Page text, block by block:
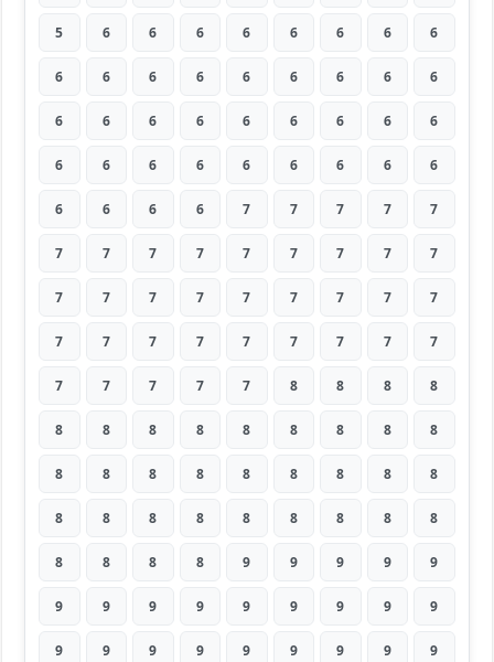
5 6 6 6 6 6 6 6 6
6 6 6 6 6 6 6 6 6
6 6 6 6 6 6 6 6 6
6 6 6 6 6 6 6 6 6
6 6 6 6 7 7 7 7 7
7 7 7 7 7 7 7 7 7
7 7 7 7 7 7 7 7 7
7 7 7 7 7 7 7 7 7
7 7 7 7 7 8 8 8 8
8 8 8 8 8 8 8 8 8
8 8 8 8 8 8 8 8 8
8 8 8 8 8 8 8 8 8
8 8 8 8 9 9 9 9 9
9 9 9 9 9 9 9 9 9
9 9 9 9 9 9 9 9 9